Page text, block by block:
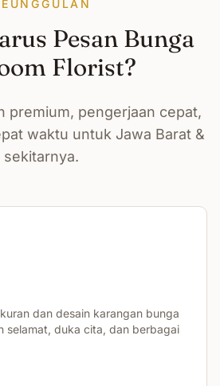
Pesan Bunga
Florist?
premium, pengerjaan cepat,
waktu untuk Jawa Barat &
sekitarnya.
dan desain karangan bunga
selamat, duka cita, dan berbagai